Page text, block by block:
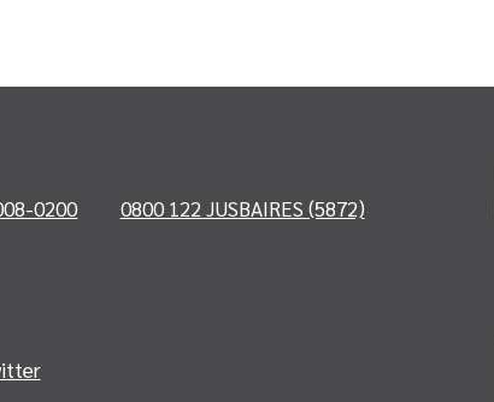
0200 0800 122 JUSBAIRES (5872)